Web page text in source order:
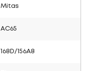
Mitas
AC65
168D/156A8